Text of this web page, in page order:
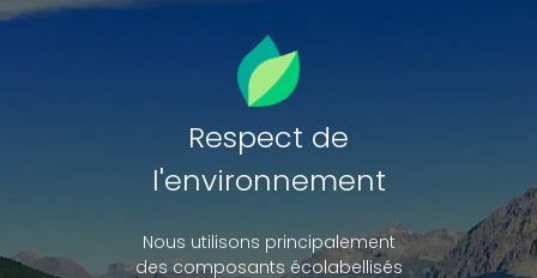
Respect de
l'environnement
Nous utilisons principalement
des composants écolabellisés